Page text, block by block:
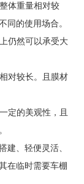
体重量相对较
同的使用场合。
仍然可以承受大
对较长。且膜材
定的美观性，且
建、轻便灵活、
在临时需要车棚